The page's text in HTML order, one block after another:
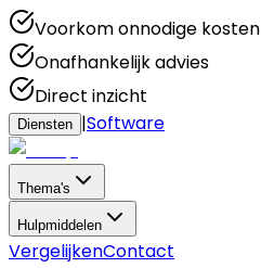
Voorkom onnodige kosten
Onafhankelijk advies
Direct inzicht
Diensten |Software
Thema's
Hulpmiddelen
VergelijkenContact